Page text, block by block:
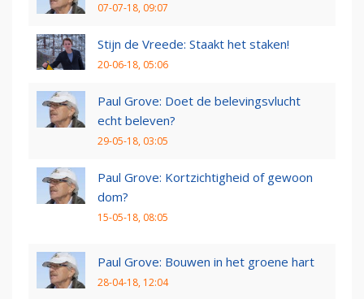
07-07-18, 09:07
Stijn de Vreede: Staakt het staken!
20-06-18, 05:06
Paul Grove: Doet de belevingsvlucht
echt beleven?
29-05-18, 03:05
Paul Grove: Kortzichtigheid of gewoon
dom?
15-05-18, 08:05
Paul Grove: Bouwen in het groene hart
28-04-18, 12:04